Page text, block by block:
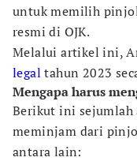
untuk memilih
resmi di OJK.
Melalui artikel ini,
legal tahun 2023
Mengapa harus
Berikut ini sejumlah
meminjam dari
antara lain: